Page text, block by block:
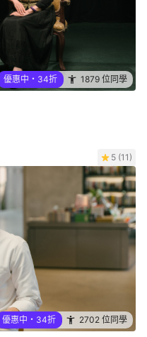
優惠中・34折 1879 位同學
5 (11)
優惠中・34折 2702 位同學